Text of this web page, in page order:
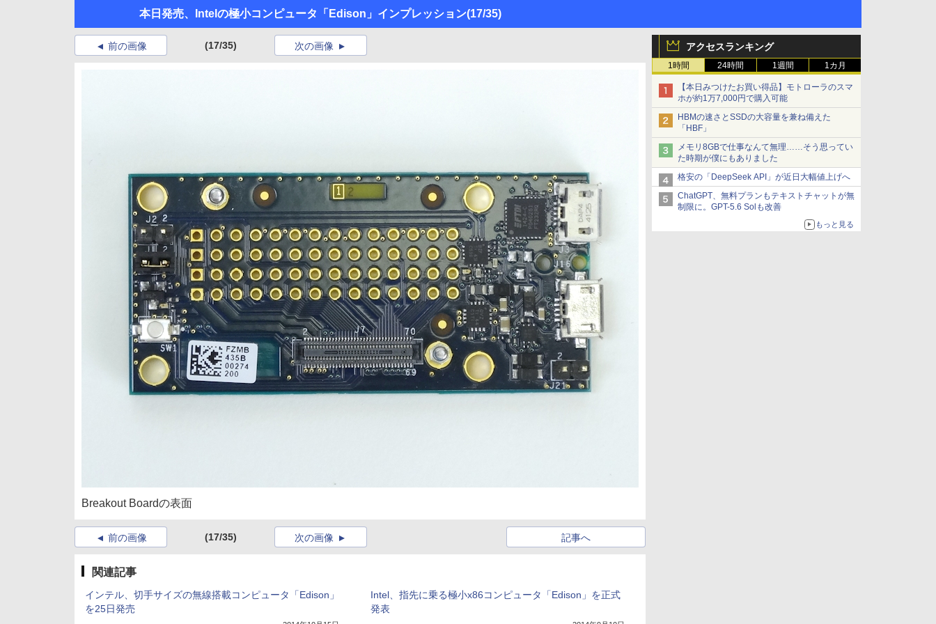
本日発売、Intelの極小コンピュータ「Edison」インプレッション(17/35)
アクセスランキング
1時間 24時間 1週間 1カ月
【本日みつけたお買い得品】モトローラのスマ
ホが約1万7,000円で購入可能
HBMの速さとSSDの大容量を兼ね備えた
「HBF」
メモリ8GBで仕事なんて無理……そう思ってい
た時期が僕にもありました
格安の「DeepSeek API」が近日大幅値上げへ
ChatGPT、無料プランもテキストチャットが無
制限に。GPT-5.6 Solも改善
もっと見る
前の画像 (17/35) 次の画像
Breakout Boardの表面
前の画像 (17/35) 記事へ
次の画像
関連記事
インテル、切手サイズの無線搭載コンピュータ「Edison」
を25日発売
Intel、指先に乗る極小x86コンピュータ「Edison」を正式
発表